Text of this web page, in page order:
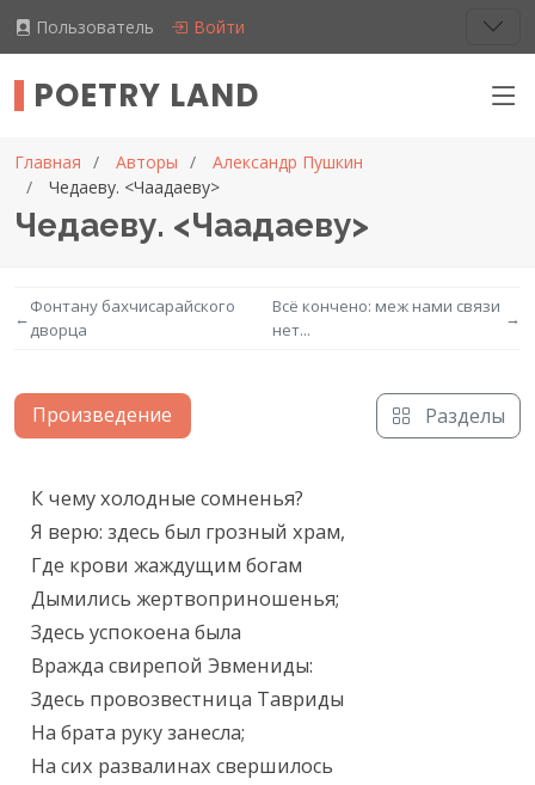
Пользователь Войти
POETRY LAND
Главная Авторы
Александр Пушкин
Чедаеву. <Чаадаеву>
Чедаеву. <Чаадаеву>
←
Фонтану бахчисарайского
дворца
Всё кончено: меж нами связи
нет...
→
Произведение Разделы
Текст произведения
К чему холодные сомненья?
Я верю: здесь был грозный храм,
Где крови жаждущим богам
Дымились жертвоприношенья;
Здесь успокоена была
Вражда свирепой Эвмениды:
Здесь провозвестница Тавриды
На брата руку занесла;
На сих развалинах свершилось